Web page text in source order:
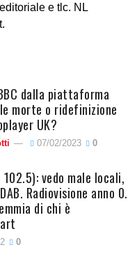
e tlc. NL
dalla piattaforma
morte o ridefinizione
UK?
07/02/2023 0
102.5): vedo male locali,
Radiovisione anno 0.
di chi è
0